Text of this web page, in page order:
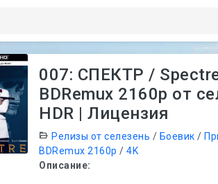
007: СПЕКТР /
BDRemux 2160p от
HDR | Лицензия
Релизы от селезень / Боевик /
BDRemux 2160p /4K
Описание: